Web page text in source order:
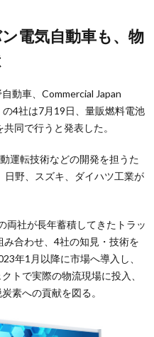
動車、Commercial Japan
4社は7月19日、量販燃料電池
同で行うと発表した。
運転技術などの開発を担うた
野、スズキ、ダイハツ工業が
両社が長年蓄積してきたトラッ
合わせ、4社の知見・技術を
年1月以降に市場へ導入し、
トで実際の物流現場に投入、
素への貢献を図る。